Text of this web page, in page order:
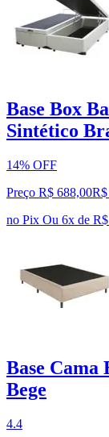
Base Box
Sintético
14% OFF
Preço R$ 688,00R$
no Pix Ou 6x de
Base Cama
Bege
4.4